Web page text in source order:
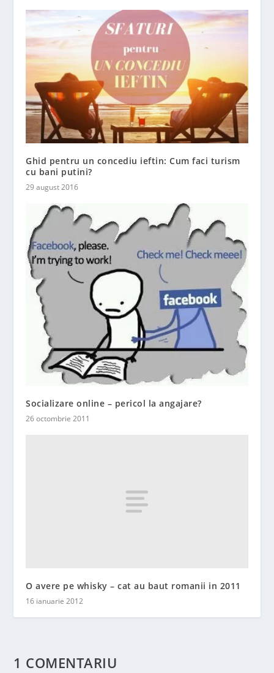
Ghid pentru un concediu ieftin: Cum faci turism
cu bani putini?
29 august 2016
Socializare online – pericol la angajare?
26 octombrie 2011
O avere pe whisky – cat au baut romanii in 2011
16 ianuarie 2012
1 COMENTARIU